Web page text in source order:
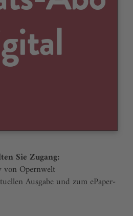
Sie Zugang:
Opernwelt
Ausgabe und zum ePaper-